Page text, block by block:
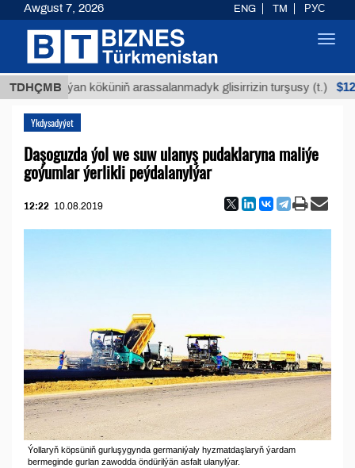
TDHÇMB
Buýan köküniň arassalanmadyk glisirrizin turşusy (t.) $12935,18
Ykdysadyýet
Daşoguzda ýol we suw ulanyş pudaklaryna maliýe
goýumlar ýerlikli peýdalanylýar
12:22 10.08.2019
Ýollaryň köpsüniň gurluşygynda germaniýaly hyzmatdaşlaryň ýardam
bermeginde gurlan zawodda öndürilýän asfalt ulanylýar.
Awgust 7, 2026 ENG TM РУС